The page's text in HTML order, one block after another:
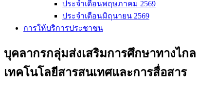
ประจำเดือนพฤษภาคม 2569
ประจำเดือนมิถุนายน 2569
การให้บริการประชาชน
บุคลากรกลุ่มส่งเสริมการศึกษาทางไกล
เทคโนโลยีสารสนเทศและการสื่อสาร